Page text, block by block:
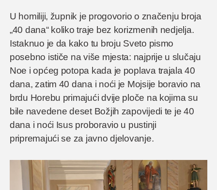
U homiliji, župnik je progovorio o značenju broja
„40 dana“ koliko traje bez korizmenih nedjelja.
Istaknuo je da kako tu broju Sveto pismo
posebno ističe na više mjesta: najprije u slučaju
Noe i općeg potopa kada je poplava trajala 40
dana, zatim 40 dana i noći je Mojsije boravio na
brdu Horebu primajući dvije ploče na kojima su
bile navedene deset Božjih zapovijedi te je 40
dana i noći Isus proboravio u pustinji
pripremajući se za javno djelovanje.